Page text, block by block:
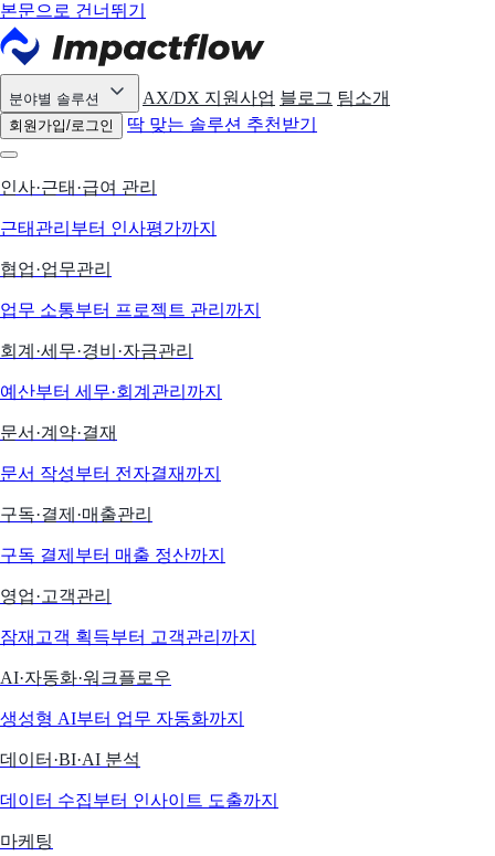
본문으로 건너뛰기
분야별 솔루션 AX/DX 지원사업 블로그 팀소개
회원가입/로그인 딱 맞는 솔루션 추천받기
인사·근태·급여 관리
근태관리부터 인사평가까지
협업·업무관리
업무 소통부터 프로젝트 관리까지
회계·세무·경비·자금관리
예산부터 세무·회계관리까지
문서·계약·결재
문서 작성부터 전자결재까지
구독·결제·매출관리
구독 결제부터 매출 정산까지
영업·고객관리
잠재고객 획득부터 고객관리까지
AI·자동화·워크플로우
생성형 AI부터 업무 자동화까지
데이터·BI·AI 분석
데이터 수집부터 인사이트 도출까지
마케팅